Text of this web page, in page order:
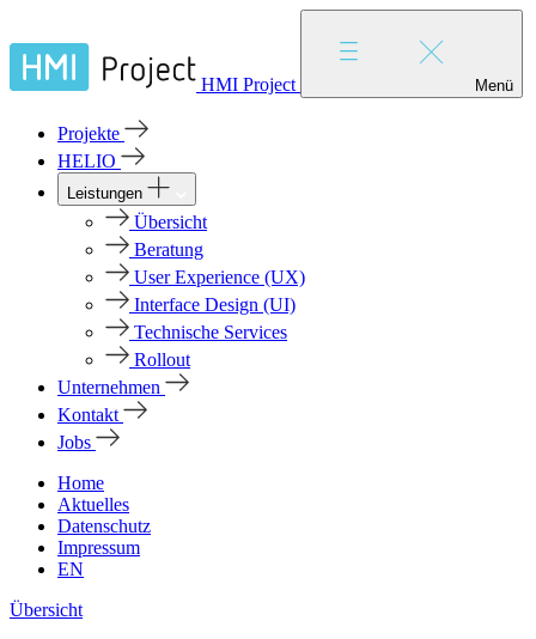
HMI Project Menü
Projekte
HELIO
Leistungen
Übersicht
Beratung
User Experience (UX)
Interface Design (UI)
Technische Services
Rollout
Unternehmen
Kontakt
Jobs
Home
Aktuelles
Datenschutz
Impressum
EN
Übersicht